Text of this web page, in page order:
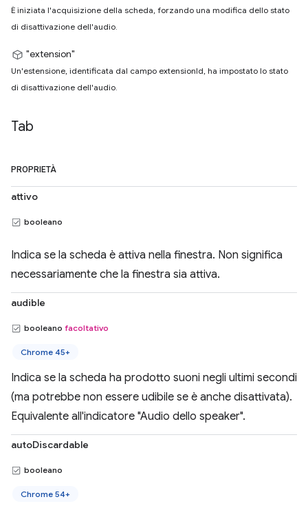
È iniziata l'acquisizione della scheda, forzando una modifica dello stato
di disattivazione dell'audio.
"extension"
Un'estensione, identificata dal campo extensionId, ha impostato lo stato
di disattivazione dell'audio.
Tab
PROPRIETÀ
attivo
booleano
Indica se la scheda è attiva nella finestra. Non significa
necessariamente che la finestra sia attiva.
audible
booleano facoltativo
Chrome 45+
Indica se la scheda ha prodotto suoni negli ultimi secondi
(ma potrebbe non essere udibile se è anche disattivata).
Equivalente all'indicatore "Audio dello speaker".
autoDiscardable
booleano
Chrome 54+